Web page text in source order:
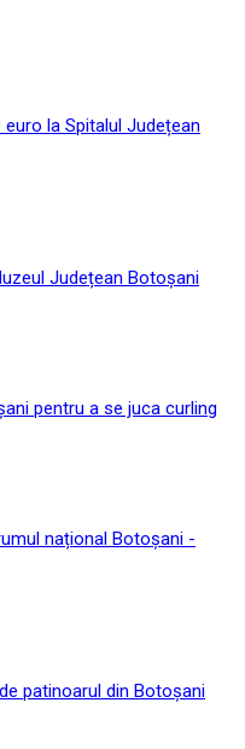
la Spitalul Județean
Județean Botoșani
pentru a se juca curling
național Botoșani -
patinoarul din Botoșani